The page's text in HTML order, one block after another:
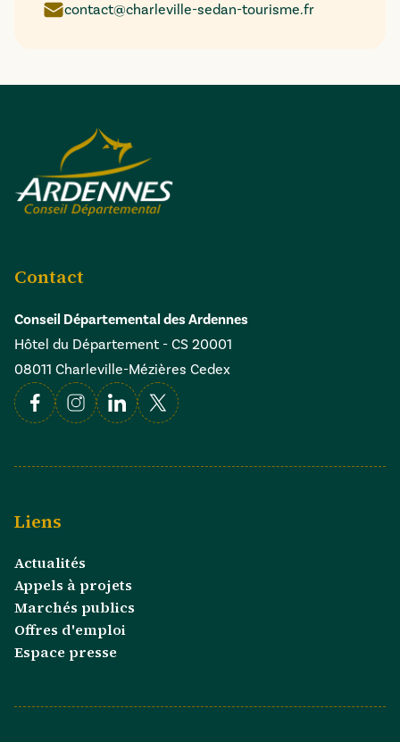
contact@charleville-sedan-tourisme.fr
Contact
Conseil Départemental des Ardennes
Hôtel du Département - CS 20001
08011 Charleville-Mézières Cedex
FacebookInstagramLinkedin
X
Liens
Actualités
Appels à projets
Marchés publics
Offres d'emploi
Espace presse